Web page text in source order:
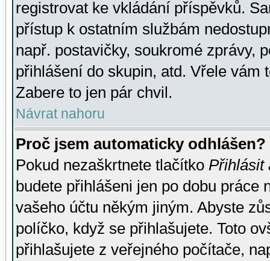
registrovat ke vkládání příspěvků.
přístup k ostatním službám
např. postavičky, soukromé zprávy,
přihlášení do skupin, atd. Vřele vám
Zabere to jen pár chvil.
Návrat nahoru
Proč jsem automaticky odhlášen?
Pokud nezaškrtnete tlačítko Přihlásit
budete přihlášeni jen po dobu práce
vašeho účtu někým jiným. Abyste
políčko, když se přihlašujete. Toto
přihlašujete z veřejného počítače,